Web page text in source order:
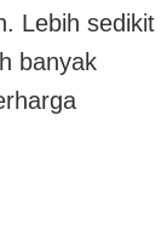
Lebih sedikit
banyak